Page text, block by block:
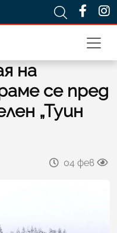
на
се пред
„Туин
04 фев